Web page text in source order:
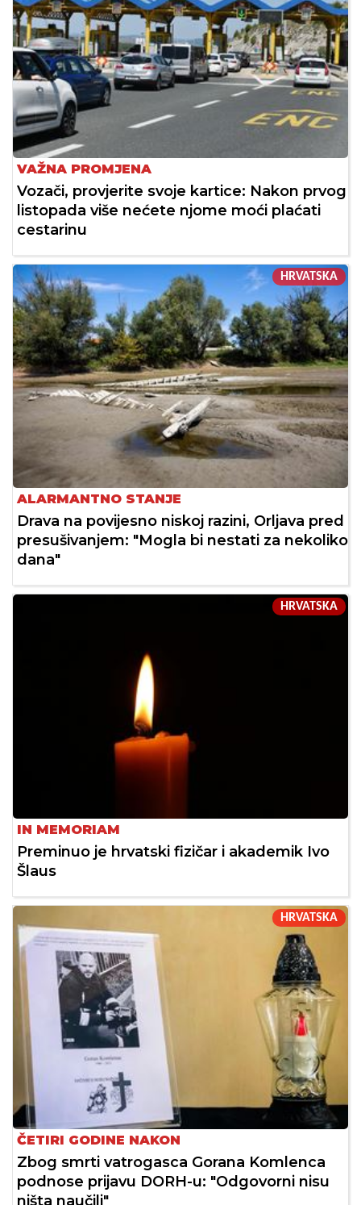
VAŽNA PROMJENA
Vozači, provjerite svoje kartice: Nakon prvog
listopada više nećete njome moći plaćati
cestarinu
HRVATSKA
ALARMANTNO STANJE
Drava na povijesno niskoj razini, Orljava pred
presušivanjem: "Mogla bi nestati za nekoliko
dana"
HRVATSKA
IN MEMORIAM
Preminuo je hrvatski fizičar i akademik Ivo
Šlaus
HRVATSKA
ČETIRI GODINE NAKON
Zbog smrti vatrogasca Gorana Komlenca
podnose prijavu DORH-u: "Odgovorni nisu
ništa naučili"